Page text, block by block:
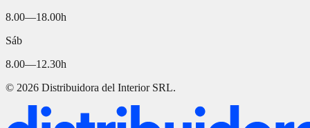
8.00—18.00h
Sáb
8.00—12.30h
© 2026 Distribuidora del Interior SRL.